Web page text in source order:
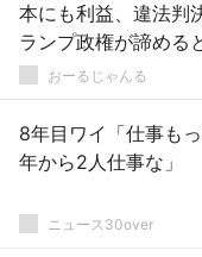
本にも利益、違法判
ランプ政権が諦める
視」おーるじゃんる
8年目ワイ「仕事も
年から2人仕事な」
ニュース30over